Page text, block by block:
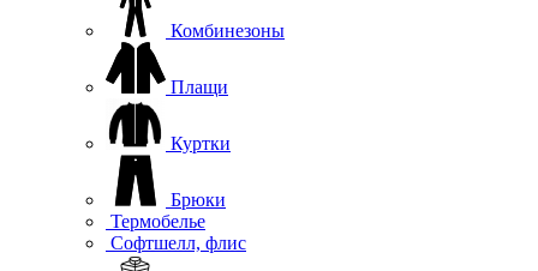
Комбинезоны
Плащи
Куртки
Брюки
Термобелье
Софтшелл, флис